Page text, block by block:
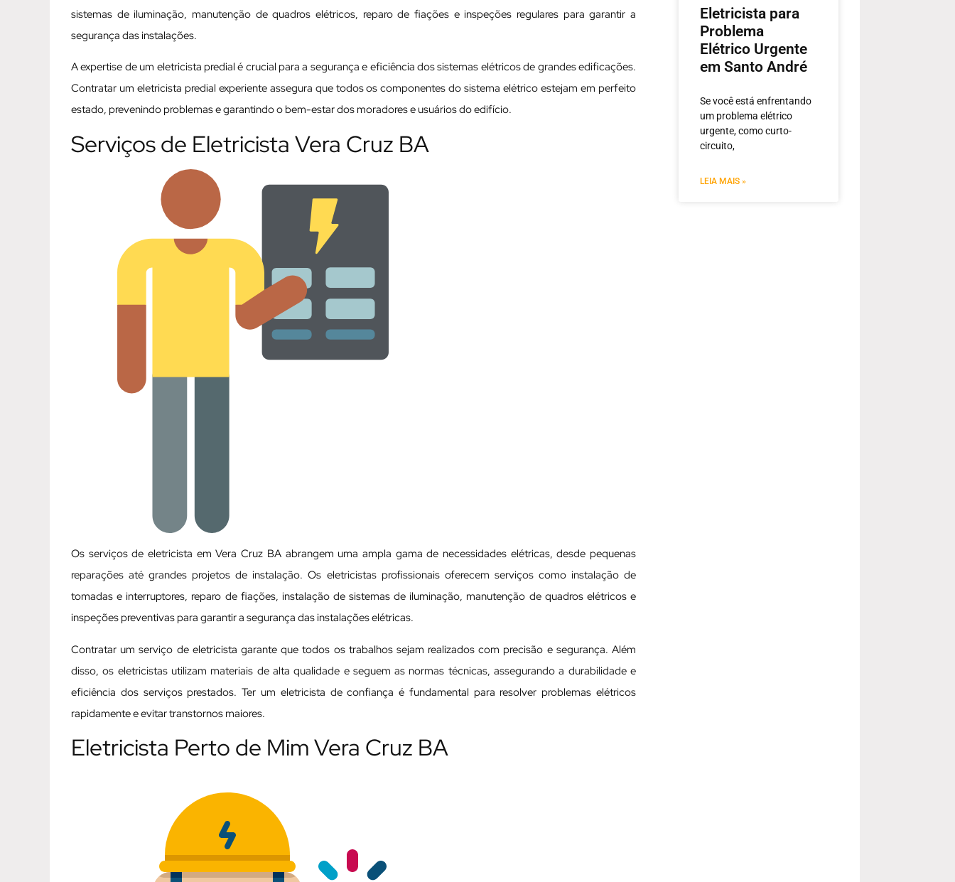
sistemas de iluminação, manutenção de quadros elétricos, reparo de fiações e inspeções regulares para garantir a
segurança das instalações.
A expertise de um eletricista predial é crucial para a segurança e eficiência dos sistemas elétricos de grandes edificações.
Contratar um eletricista predial experiente assegura que todos os componentes do sistema elétrico estejam em perfeito
estado, prevenindo problemas e garantindo o bem-estar dos moradores e usuários do edifício.
Serviços de Eletricista Vera Cruz BA
Os serviços de eletricista em Vera Cruz BA abrangem uma ampla gama de necessidades elétricas, desde pequenas
reparações até grandes projetos de instalação. Os eletricistas profissionais oferecem serviços como instalação de
tomadas e interruptores, reparo de fiações, instalação de sistemas de iluminação, manutenção de quadros elétricos e
inspeções preventivas para garantir a segurança das instalações elétricas.
Contratar um serviço de eletricista garante que todos os trabalhos sejam realizados com precisão e segurança. Além
disso, os eletricistas utilizam materiais de alta qualidade e seguem as normas técnicas, assegurando a durabilidade e
eficiência dos serviços prestados. Ter um eletricista de confiança é fundamental para resolver problemas elétricos
rapidamente e evitar transtornos maiores.
Eletricista Perto de Mim Vera Cruz BA
Eletricista para
Problema
Elétrico Urgente
em Santo André
Se você está enfrentando
um problema elétrico
urgente, como curto-
circuito,
LEIA MAIS »